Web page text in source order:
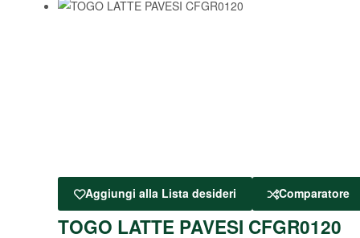
Aggiungi alla Lista desideri Comparatore
TOGO LATTE PAVESI CFGR0120